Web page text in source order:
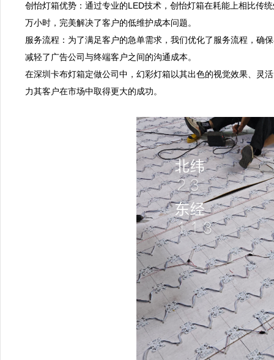
创怡灯箱优势：通过专业的LED技术，创怡灯箱在耗能上相比传
万小时，完美解决了客户的低维护成本问题。
服务流程：为了满足客户的急单需求，我们优化了服务流程，确
减轻了广告公司与终端客户之间的沟通成本。
在深圳卡布灯箱定做公司中，幻彩灯箱以其出色的视觉效果、灵
力其客户在市场中取得更大的成功。